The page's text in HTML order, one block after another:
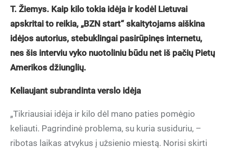
T. Žiemys. Kaip kilo tokia idėja ir kodėl Lietuvai
apskritai to reikia, „BZN start“ skaitytojams aiškina
idėjos autorius, stebuklingai pasirūpinęs internetu,
nes šis interviu vyko nuotoliniu būdu net iš pačių Pietų
Amerikos džiunglių.
Keliaujant subrandinta verslo idėja
„Tikriausiai idėja ir kilo dėl mano paties pomėgio
keliauti. Pagrindinė problema, su kuria susiduriu, –
ribotas laikas atvykus į užsienio miestą. Norisi skirti